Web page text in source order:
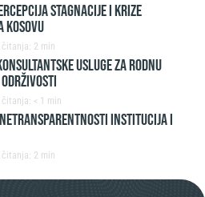
STAGNACIJE I KRIZE
KOSOVU
čitanja: 2 min
– Konsultantske usluge za rodnu
čitanja: < 1 min
institucija i
čitanja: 2 min